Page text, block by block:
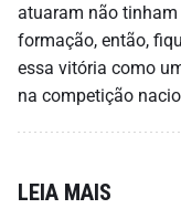
atuaram não
formação, então,
essa vitória como
na competição
LEIA MAIS